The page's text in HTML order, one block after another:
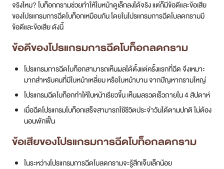
จริงไหม? โบท็อกกรามช่วยทำให้ใบหน้าดูเล็กลงได้จริง แต่ก็มีข้อดีและข้อเสีย
ของโปรแกรมการฉีดโบท็อกเหมือนกัน โดยในโปรแกรมการฉีดโบลดกรามมี
ข้อดีและข้อเสีย ดังนี้
ข้อดีของโปรแกรมการฉีดโบท็อกลดกราม
โปรแกรมการฉีดโบท็อกสามารถเห็นผลได้ตั้งแต่ครั้งแรกที่ฉีด จึงเหมาะ
มากสำหรับคนที่มีใบหน้าเหลี่ยม หรือใบหน้าบาน จากปัญหากรามใหญ่
โปรแกรมฉีดโบท็อกทำให้ใบหน้าเรียวขึ้น เห็นผลรวดเร็วภายใน 4 สัปดาห์
เมื่อฉีดโปรแกรมโบท็อกเสร็จสามารถใช้ชีวิตประจำวันได้ตามปกติ ไม่ต้อง
นอนพักฟื้น
ข้อเสียของโปรแกรมการฉีดโบท็อกลดกราม
ในระหว่างโปรแกรมการฉีดโบลดกรามจะรู้สึกเจ็บเล็กน้อย